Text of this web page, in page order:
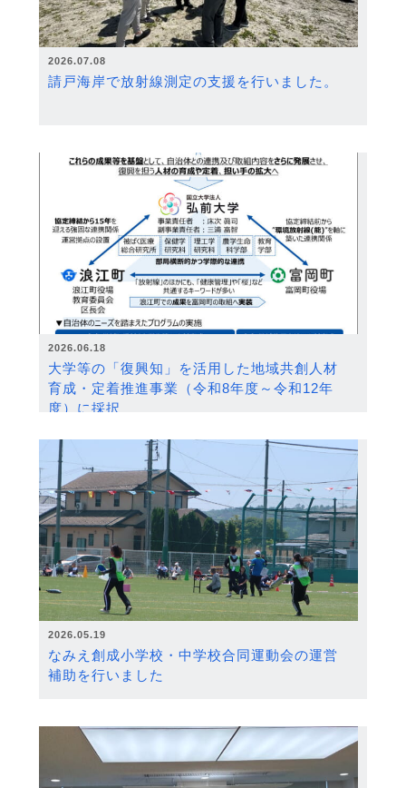
2026.07.08
請戸海岸で放射線測定の支援を行いました。
2026.06.18
大学等の「復興知」を活用した地域共創人材
育成・定着推進事業（令和8年度～令和12年
度）に採択
2026.05.19
なみえ創成小学校・中学校合同運動会の運営
補助を行いました